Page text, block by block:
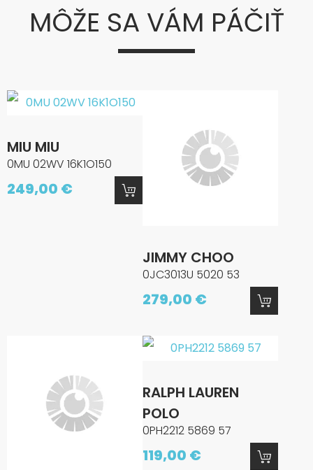
MÔŽE SA VÁM PÁČIŤ
MIU MIU
0MU 02WV 16K1O150
249,00 €
JIMMY CHOO
0JC3013U 5020 53
279,00 €
RALPH LAUREN
POLO
0PH2212 5869 57
119,00 €